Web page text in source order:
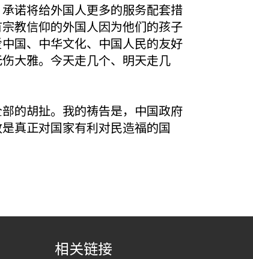
诺将给外国人更多的服务配套措
教信仰的外国人因为他们的孩子
国、中华文化、中国人民的友好
大雅。今天走几个、明天走几
的胡扯。我的祷告是，中国政府
真正对国家有利对民造福的国
相关链接